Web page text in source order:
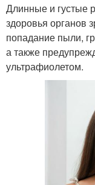
Длинные и густые
здоровья органов
попадание пыли,
а также
ультрафиолетом.